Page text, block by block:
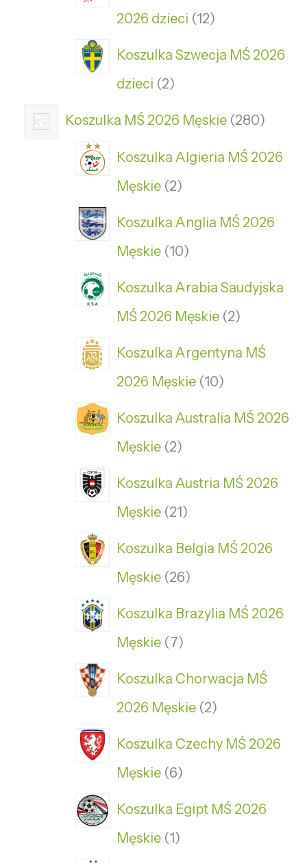
2026 dzieci 12
Koszulka Szwecja MŚ 2026
dzieci 2
Koszulka MŚ 2026 Męskie 280
Koszulka Algieria MŚ 2026
Męskie 2
Koszulka Anglia MŚ 2026
Męskie 10
Koszulka Arabia Saudyjska
MŚ 2026 Męskie 2
Koszulka Argentyna MŚ
2026 Męskie 10
Koszulka Australia MŚ 2026
Męskie 2
Koszulka Austria MŚ 2026
Męskie 21
Koszulka Belgia MŚ 2026
Męskie 26
Koszulka Brazylia MŚ 2026
Męskie 7
Koszulka Chorwacja MŚ
2026 Męskie 2
Koszulka Czechy MŚ 2026
Męskie 6
Koszulka Egipt MŚ 2026
Męskie 1